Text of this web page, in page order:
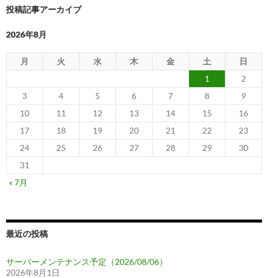
投稿記事アーカイブ
2026年8月
月 火 水 木 金 土
日
1
2
3
4 5 6 7 8
9
10
11 12 13 14 15
16
17
18 19 20 21 22
23
24
25 26 27 28 29
30
31
« 7月
最近の投稿
サーバーメンテナンス予定（2026/08/06）
2026年8月1日